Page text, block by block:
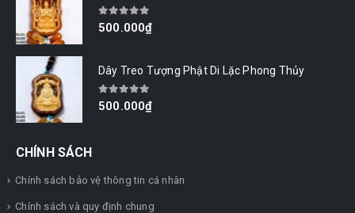
0out of 5
500.000₫
Dây Treo Tượng Phật Di Lặc Phong Thủy
0out of 5
500.000₫
CHÍNH SÁCH
Chính sách bảo vệ thông tin cá nhân
Chính sách và quy định chung